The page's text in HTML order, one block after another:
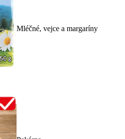
Mléčné, vejce a margaríny